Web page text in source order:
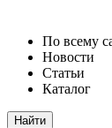
По всему
Новости
Статьи
Каталог
Найти